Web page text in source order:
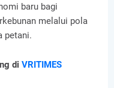
baru bagi
melalui pola
petani.
di VRITIMES